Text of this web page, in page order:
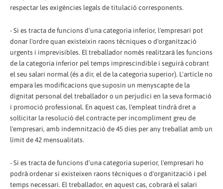
respectar les exigències legals de titulació corresponents.
- Si es tracta de funcions d'una categoria inferior, l'empresari pot
donar l'ordre quan existeixin raons tècniques o d'organització
urgents i imprevisibles. El treballador només realitzarà les funcions
de la categoria inferior pel temps imprescindible i seguirà cobrant
el seu salari normal (és a dir, el de la categoria superior). L'article no
empara les modificacions que suposin un menyscapte de la
dignitat personal del treballador o un perjudici en la seva formació
i promoció professional. En aquest cas, l'empleat tindrà dret a
sol·licitar la resolució del contracte per incompliment greu de
l'empresari, amb indemnització de 45 dies per any treballat amb un
límit de 42 mensualitats.
- Si es tracta de funcions d'una categoria superior, l'empresari ho
podrà ordenar si existeixen raons tècniques o d'organització i pel
temps necessari. El treballador, en aquest cas, cobrarà el salari